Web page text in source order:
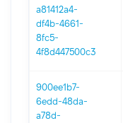
a81412a4-
df4b-4661-
8fc5-
4f8d447500c3
900ee1b7-
6edd-48da-
a78d-